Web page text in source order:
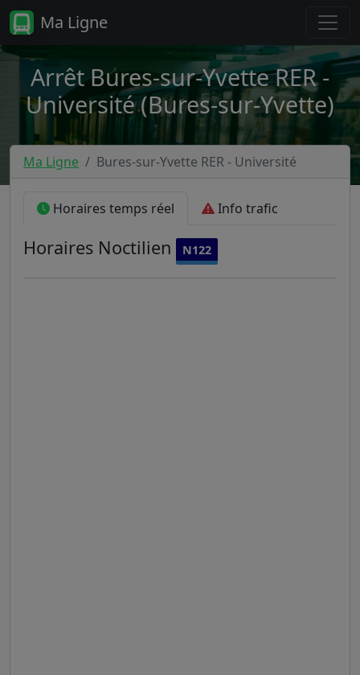
Ma Ligne
Arrêt Bures-sur-Yvette RER -
Université (Bures-sur-Yvette)
Ma Ligne Bures-sur-Yvette RER - Université
Horaires temps réel Info trafic
Horaires Noctilien N122